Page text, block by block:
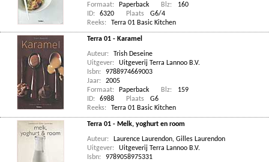
Formaat:
Paperback Blz:
160
ID:
6320 Plaats
G6/4
Reeks:
Terra 01 Basic Kitchen
Terra 01 - Karamel
Auteur:
Trish Deseine
Uitgever:
Uitgeverij Terra Lannoo B.V.
Isbn:
9788974669003
Jaar:
2005
Formaat:
Paperback Blz:
159
ID:
6988 Plaats
G6
Reeks:
Terra 01 Basic Kitchen
Terra 01 - Melk, yoghurt en room
Auteur: Laurence Laurendon, Gilles Laurendon
Uitgever:
Uitgeverij Terra Lannoo B.V.
Isbn:
9789058975331